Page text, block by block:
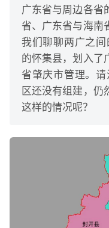
广东省与周边各省
省、广东省与海南
我们聊聊两广之
的怀集县，划入了
省肇庆市管理。
区还没有组建，仍
这样的情况呢？